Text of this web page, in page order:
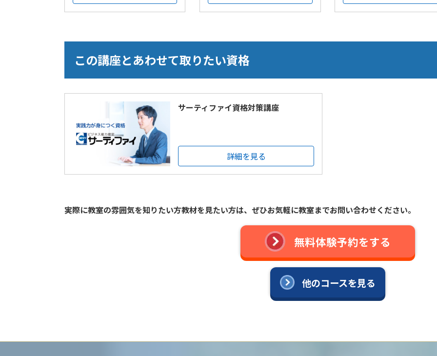
この講座とあわせて取りたい資格
サーティファイ資格対策講座
詳細を見る
実際に教室の雰囲気を知りたい方教材を見たい方は、 ぜひお気軽に教室までお問い合わせください。
無料体験予約をする
他のコースを見る